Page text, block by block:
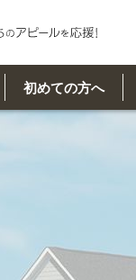
美
初めての方へ